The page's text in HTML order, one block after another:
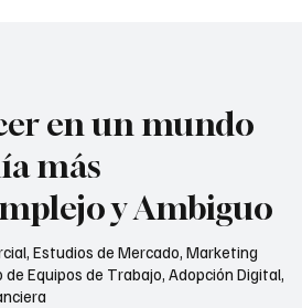
en un mundo
más
y Ambiguo
Estudios de Mercado, Marketing
Equipos de Trabajo, Adopción Digital,